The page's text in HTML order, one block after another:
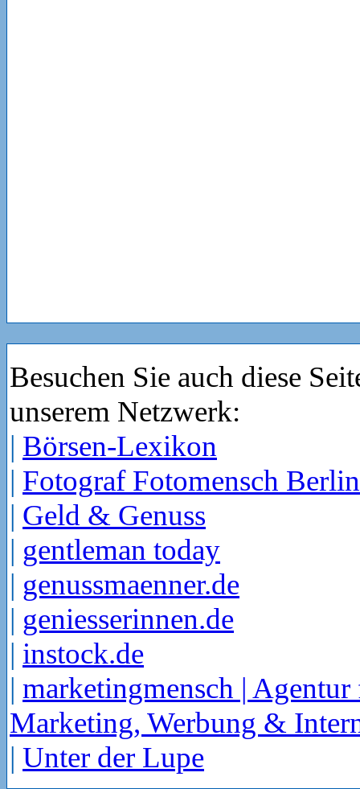
Besuchen Sie auch diese
unserem Netzwerk:
| Börsen-Lexikon
| Fotograf Fotomensch Berlin
| Geld & Genuss
| gentleman today
| genussmaenner.de
| geniesserinnen.de
| instock.de
| marketingmensch | Agentur
Marketing, Werbung &
| Unter der Lupe